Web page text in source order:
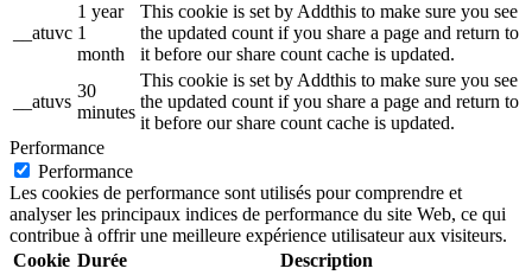
__atuvc
1 year
1
month
This cookie is set by Addthis to make sure you see
the updated count if you share a page and return to
it before our share count cache is updated.
__atuvs
30
minutes
This cookie is set by Addthis to make sure you see
the updated count if you share a page and return to
it before our share count cache is updated.
Performance
Performance
Les cookies de performance sont utilisés pour comprendre et
analyser les principaux indices de performance du site Web, ce qui
contribue à offrir une meilleure expérience utilisateur aux visiteurs.
Cookie Durée Description